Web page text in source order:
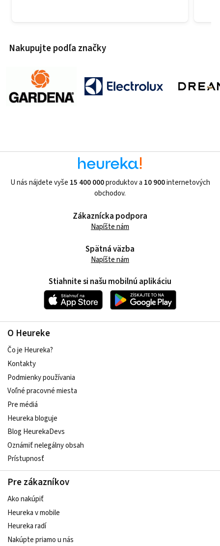
Nakupujte podľa značky
U nás nájdete vyše 15 400 000produktov a 10 900internetových
obchodov.
O Heureke
Čo je Heureka?
Kontakty
Podmienky používania
Voľné pracovné miesta
Pre médiá
Heureka bloguje
Blog HeurekaDevs
Oznámiť nelegálny obsah
Prístupnosť
Pre zákazníkov
Ako nakúpiť
Heureka v mobile
Heureka radí
Nakúpte priamo u nás
Zákaznícka podpora
Napíšte nám
Spätná väzba
Napíšte nám
Stiahnite si našu mobilnú aplikáciu